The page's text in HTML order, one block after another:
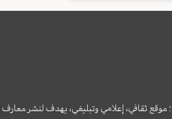
موقع ثقافي، إعلامي وتبليغي، يهدف لنشر